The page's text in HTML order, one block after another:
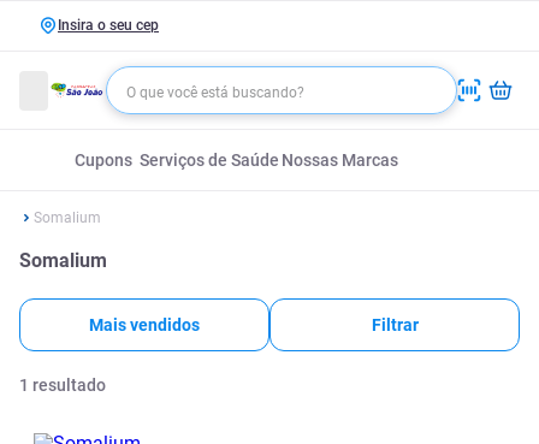
Insira o seu cep
Cupons Serviços de Saúde Nossas Marcas
Somalium
Somalium
Mais vendidos Filtrar
1 resultado